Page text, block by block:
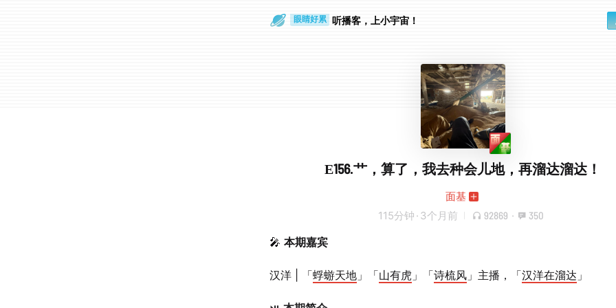
眼睛好累 听播客，上小宇宙！
E156.艹，算了，我去种会儿地，再溜达溜达！
面基
115分钟 · 3个月前 92869 · 350
🎤 本期嘉宾
汉洋 | 「蜉蝣天地 」「山有虎 」「诗梳风 」主播，「汉洋在溜达 」